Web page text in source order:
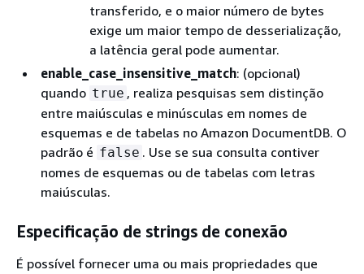
transferido, e o maior número de bytes
exige um maior tempo de desserialização,
a latência geral pode aumentar.
enable_case_insensitive_match: (opcional)
quando true , realiza pesquisas sem distinção
entre maiúsculas e minúsculas em nomes de
esquemas e de tabelas no Amazon DocumentDB. O
padrão é false . Use se sua consulta contiver
nomes de esquemas ou de tabelas com letras
maiúsculas.
Especificação de strings de conexão
É possível fornecer uma ou mais propriedades que